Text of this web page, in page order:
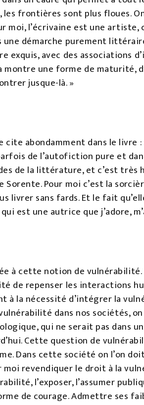
frontières sont plus floues.
l’écrivaine est une artiste,
une démarche purement
exquis, avec des associations
une forme de maturité,
jusque-là. »
abondamment dans le livre
de l’autofiction pure et
de la littérature, et c’est très
Pour moi c’est la
sans fards. Et le fait
est une autrice que j’adore,
à cette notion de
de repenser les interactions
la nécessité d’intégrer la
dans nos sociétés,
qui ne serait pas dans
Cette question de
Dans cette société on l’on
revendiquer le droit à la
l’exposer, l’assumer
de courage. Admettre ses